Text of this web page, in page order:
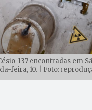
137 encontradas em
feira, 10. | Foto: